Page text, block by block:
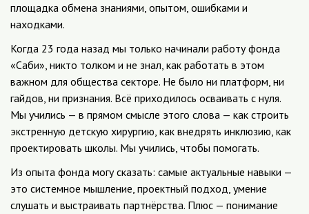
площадка обмена знаниями, опытом, ошибками и
находками.
Когда 23 года назад мы только начинали работу фонда
«Саби», никто толком и не знал, как работать в этом
важном для общества секторе. Не было ни платформ, ни
гайдов, ни признания. Всё приходилось осваивать с нуля.
Мы учились — в прямом смысле этого слова — как строить
экстренную детскую хирургию, как внедрять инклюзию, как
проектировать школы. Мы учились, чтобы помогать.
Из опыта фонда могу сказать: самые актуальные навыки —
это системное мышление, проектный подход, умение
слушать и выстраивать партнёрства. Плюс — понимание